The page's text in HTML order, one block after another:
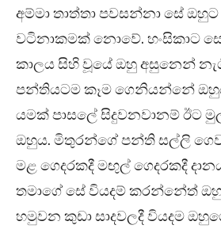
අම්මා තාත්තා පවසන්නා සේ
වටිනාකමක් නොවේ. හංසිකාට
කාලය සිහි වූයේ ඔහු අසුනෙන්
පන්තියටම කෑම ගෙනියන්නේ
යමක් පාසලේ සිදුවනවානම් ඊට
ඔහුය. මිතුරන්ගේ පන්ති සල්ලි
මළ ගෙදරකදී මඟුල් ගෙදරකදී
තමාගේ සේ වියදම් කරන්නේත්
හමුවන කුඩා සාදවලදී වියදම